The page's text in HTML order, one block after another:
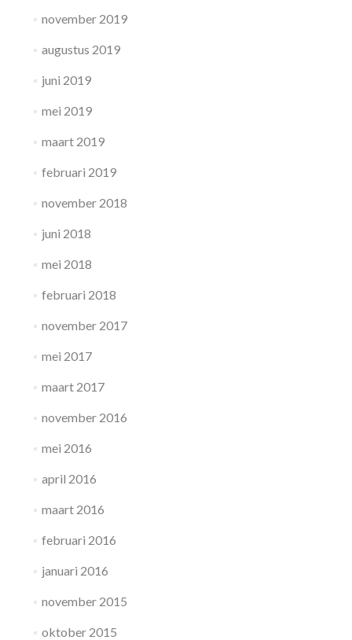
november 2019
augustus 2019
juni 2019
mei 2019
maart 2019
februari 2019
november 2018
juni 2018
mei 2018
februari 2018
november 2017
mei 2017
maart 2017
november 2016
mei 2016
april 2016
maart 2016
februari 2016
januari 2016
november 2015
oktober 2015